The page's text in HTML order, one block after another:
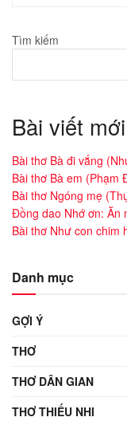
Tìm kiếm
Bài viết mới
Bài thơ Bà đi vắng
Bài thơ Bà em (Phạm
Bài thơ Ngóng mẹ
Đồng dao Nhớ ơn: Ăn
Bài thơ Như con chim
Danh mục
GỢI Ý
THƠ
THƠ DÂN GIAN
THƠ THIẾU NHI